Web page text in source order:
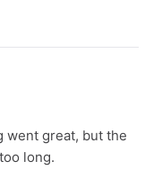
went great, but the
long.